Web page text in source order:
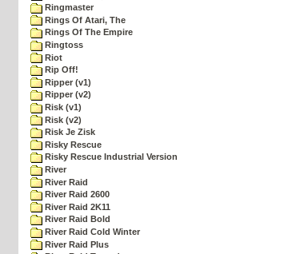
Ringmaster
Rings Of Atari, The
Rings Of The Empire
Ringtoss
Riot
Rip Off!
Ripper (v1)
Ripper (v2)
Risk (v1)
Risk (v2)
Risk Je Zisk
Risky Rescue
Risky Rescue Industrial Version
River
River Raid
River Raid 2600
River Raid 2K11
River Raid Bold
River Raid Cold Winter
River Raid Plus